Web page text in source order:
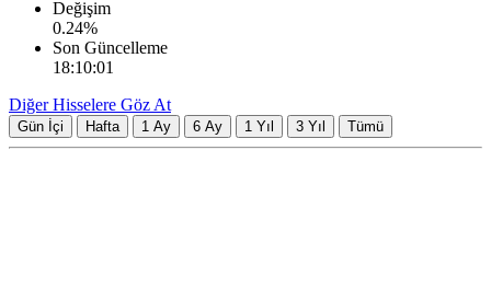
Değişim
0.24%
Son Güncelleme
18:10:01
Diğer Hisselere Göz At
Gün İçi Hafta 1 Ay 6 Ay 1 Yıl 3 Yıl Tümü